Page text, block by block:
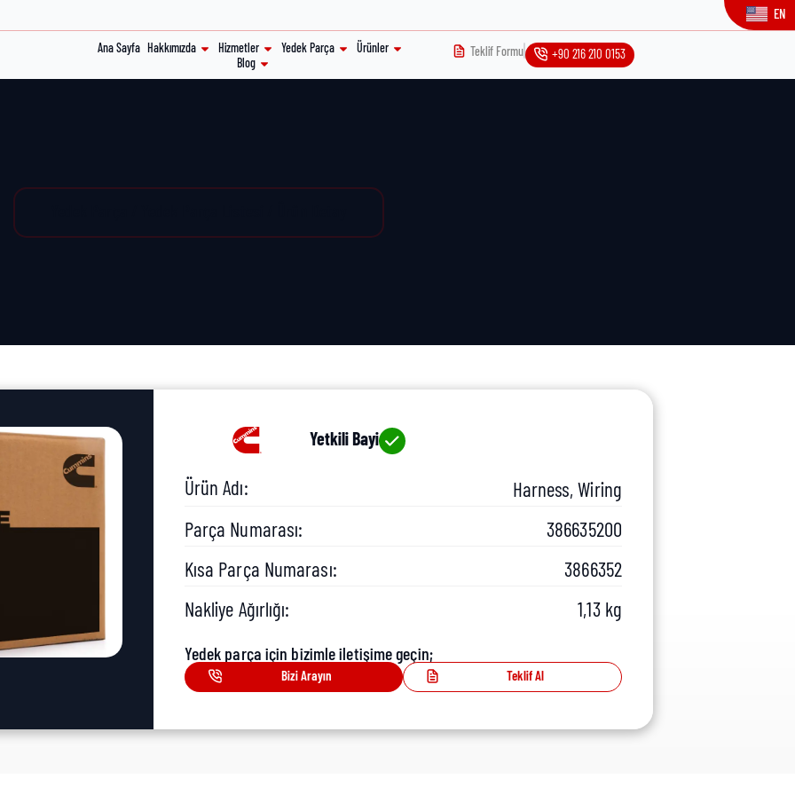
EN
Ana Sayfa Hakkımızda Hizmetler Yedek Parça
Ürünler
Blog
Teklif Formu +90 216 210 0153
Yetkili Bayi
Ürün Adı:
Harness, Wiring
Parça Numarası:
386635200
Kısa Parça Numarası:
3866352
Nakliye Ağırlığı:
1,13 kg
Yedek parça için bizimle iletişime geçin;
Bizi Arayın Teklif Al